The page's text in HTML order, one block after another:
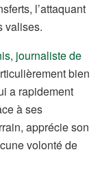
l’attaquant
valises.
journaliste de
bien
a rapidement
à ses
apprécie son
volonté de